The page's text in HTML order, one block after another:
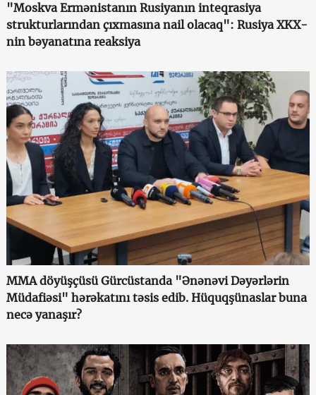
"Moskva Ermənistanın Rusiyanın inteqrasiya
strukturlarından çıxmasına nail olacaq": Rusiya XKX-
nin bəyanatına reaksiya
MMA döyüşçüsü Gürcüstanda "Ənənəvi Dəyərlərin
Müdafiəsi" hərəkatını təsis edib. Hüquqşünaslar buna
necə yanaşır?